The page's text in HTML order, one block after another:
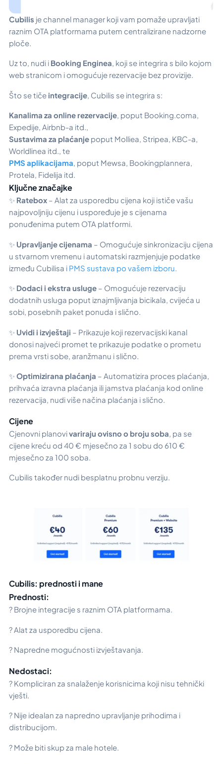
Cubilis je channel manager koji vam pomaže upravljati
raznim OTA platformama putem centralizirane nadzorne
ploče.
Uz to, nudi i Booking Enginea, koji se integrira s bilo kojom
web stranicom i omogućuje rezervacije bez provizije.
Što se tiče integracije , Cubilis se integrira s:
Kanalima za online rezervacije, poput Booking.coma,
Expedije, Airbnb-a itd.,
Sustavima za plaćanje poput Molliea, Stripea, KBC-a,
Worldlinea itd., te
PMS aplikacijama, poput Mewsa, Bookingplannera,
Protela, Fidelija itd.
Ključne značajke
✨ Ratebox – Alat za usporedbu cijena koji ističe vašu
najpovoljniju cijenu i uspoređuje je s cijenama
ponuđenima putem OTA platformi.
✨ Upravljanje cijenama – Omogućuje sinkronizaciju cijena
u stvarnom vremenu i automatski razmjenjuje podatke
između Cubilisa i PMS sustava po vašem izboru.
✨ Dodaci i ekstra usluge – Omogućuje rezervaciju
dodatnih usluga poput iznajmljivanja bicikala, cvijeća u
sobi, posebnih paket ponuda i slično.
✨ Uvidi i izvještaji – Prikazuje koji rezervacijski kanal
donosi najveći promet te prikazuje podatke o prometu
prema vrsti sobe, aranžmanu i slično.
✨Optimizirana plaćanja – Automatizira proces plaćanja,
prihvaća izravna plaćanja ili jamstva plaćanja kod online
rezervacija, nudi više načina plaćanja i slično.
Cijene
Cjenovni planovivariraju ovisno o broju soba , pa se
cijene kreću od 40 € mjesečno za 1 sobu do 610 €
mjesečno za 100 soba.
Cubilis također nudi besplatnu probnu verziju.
Cubilis: prednosti i mane
Prednosti:
? Brojne integracije s raznim OTA platformama.
? Alat za usporedbu cijena.
? Napredne mogućnosti izvještavanja.
Nedostaci:
? Kompliciran za snalaženje korisnicima koji nisu tehnički
vješti.
? Nije idealan za napredno upravljanje prihodima i
distribucijom.
? Može biti skup za male hotele.